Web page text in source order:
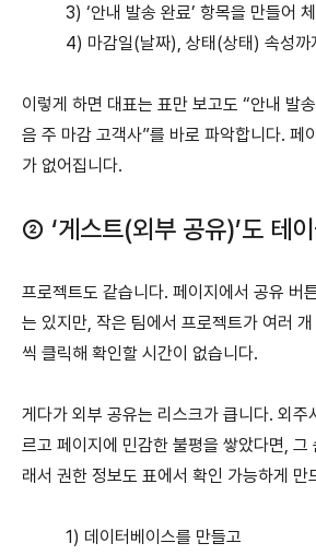
3) ‘안내 발송 완료’ 항목을 만들어
4) 마감일(날짜), 상태(상태) 속성까
이렇게 하면 대표는 표만 보고도 “안내 발
음 주 마감 고객사”를 바로 파악합니다. 페
가 없어집니다.
② ‘게스트(외부 공유)’도 테
프로젝트도 같습니다. 페이지에서 공유 버
는 있지만, 작은 팀에서 프로젝트가 여러
씩 클릭해 확인할 시간이 없습니다.
게다가 외부 공유는 리스크가 큽니다. 외주
르고 페이지에 민감한 불평을 쌓았다면, 그
래서 권한 정보도 표에서 확인 가능하게 만
1) 데이터베이스를 만들고